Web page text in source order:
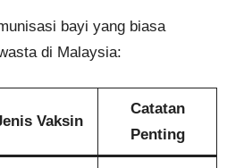
bayi yang biasa
di Malaysia:
Vaksin
Catatan
Penting